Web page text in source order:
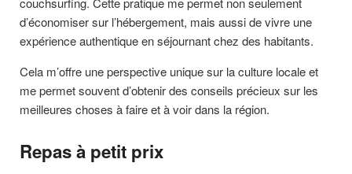
d’économiser sur l’hébergement, mais aussi de vivre une
expérience authentique en séjournant chez des habitants.
Cela m’offre une perspective unique sur la culture locale et
me permet souvent d’obtenir des conseils précieux sur les
meilleures choses à faire et à voir dans la région.
Repas à petit prix